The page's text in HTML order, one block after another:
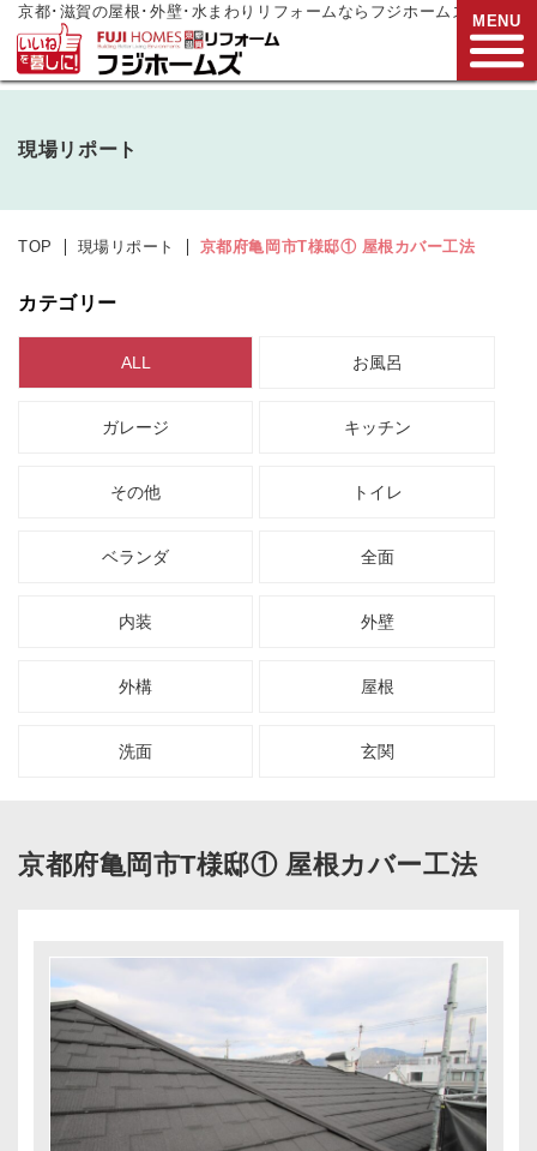
京都･滋賀の屋根･外壁･水まわりリフォームならフジホームズ
営業時間:9:00～17:00水曜日定休
リフォーム事例
リフォーム現場リポート
リフォーム 支援制度
無料お見積り お問い合わせ
MENU
現場リポート
TOP 現場リポート 京都府亀岡市T様邸① 屋根カバー工法
カテゴリー
ALL お風呂
ガレージ キッチン
その他 トイレ
ベランダ 全面
内装 外壁
外構 屋根
洗面 玄関
京都府亀岡市T様邸① 屋根カバー工法